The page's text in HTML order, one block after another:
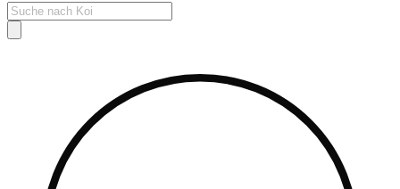
Products
search